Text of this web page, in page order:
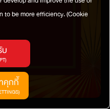
to be more efficiency.(Cookie
คุกกี้